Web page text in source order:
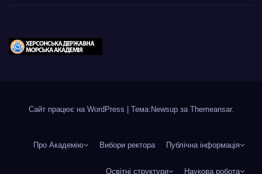
Сайт працює на WordPress | Тема:Newsup за Themeansar.
Про Академію Вибори ректора Публічна інформація
Освітні структури Наукова робота